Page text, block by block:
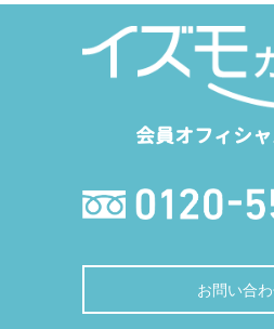
会員オフィシ
お問い合